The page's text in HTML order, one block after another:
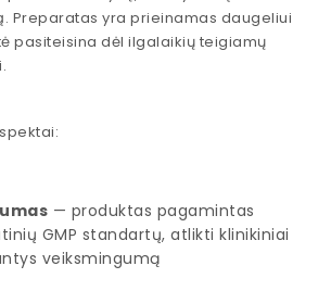
Preparatas yra prieinamas daugeliui
pasiteisina dėl ilgalaikių teigiamų
— produktas pagamintas
GMP standartų, atlikti klinikiniai
veiksmingumą